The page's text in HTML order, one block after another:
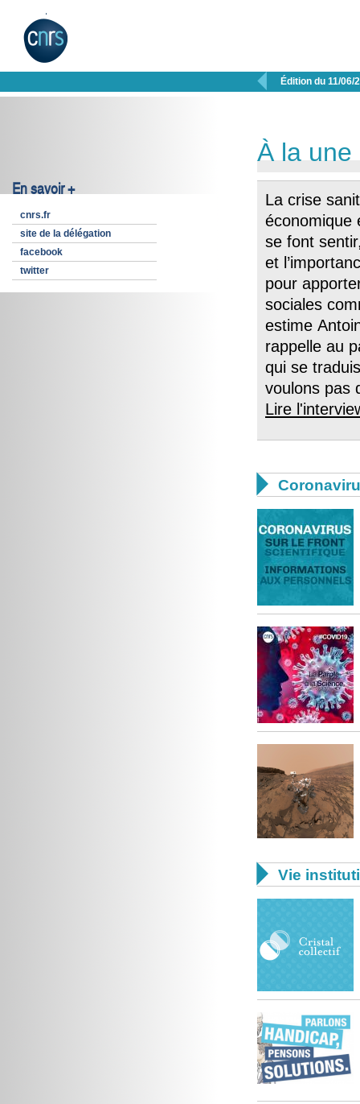
 Édition du 11/06/
En savoir +
cnrs.fr
site de la délégation
facebook
twitter
À la une
La crise
économique
se font
et
pour
sociales
estime
rappelle au
qui se
voulons pas
Lire

 Vie